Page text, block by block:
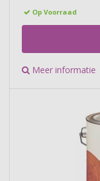
Op Voorraad
Meer informatie